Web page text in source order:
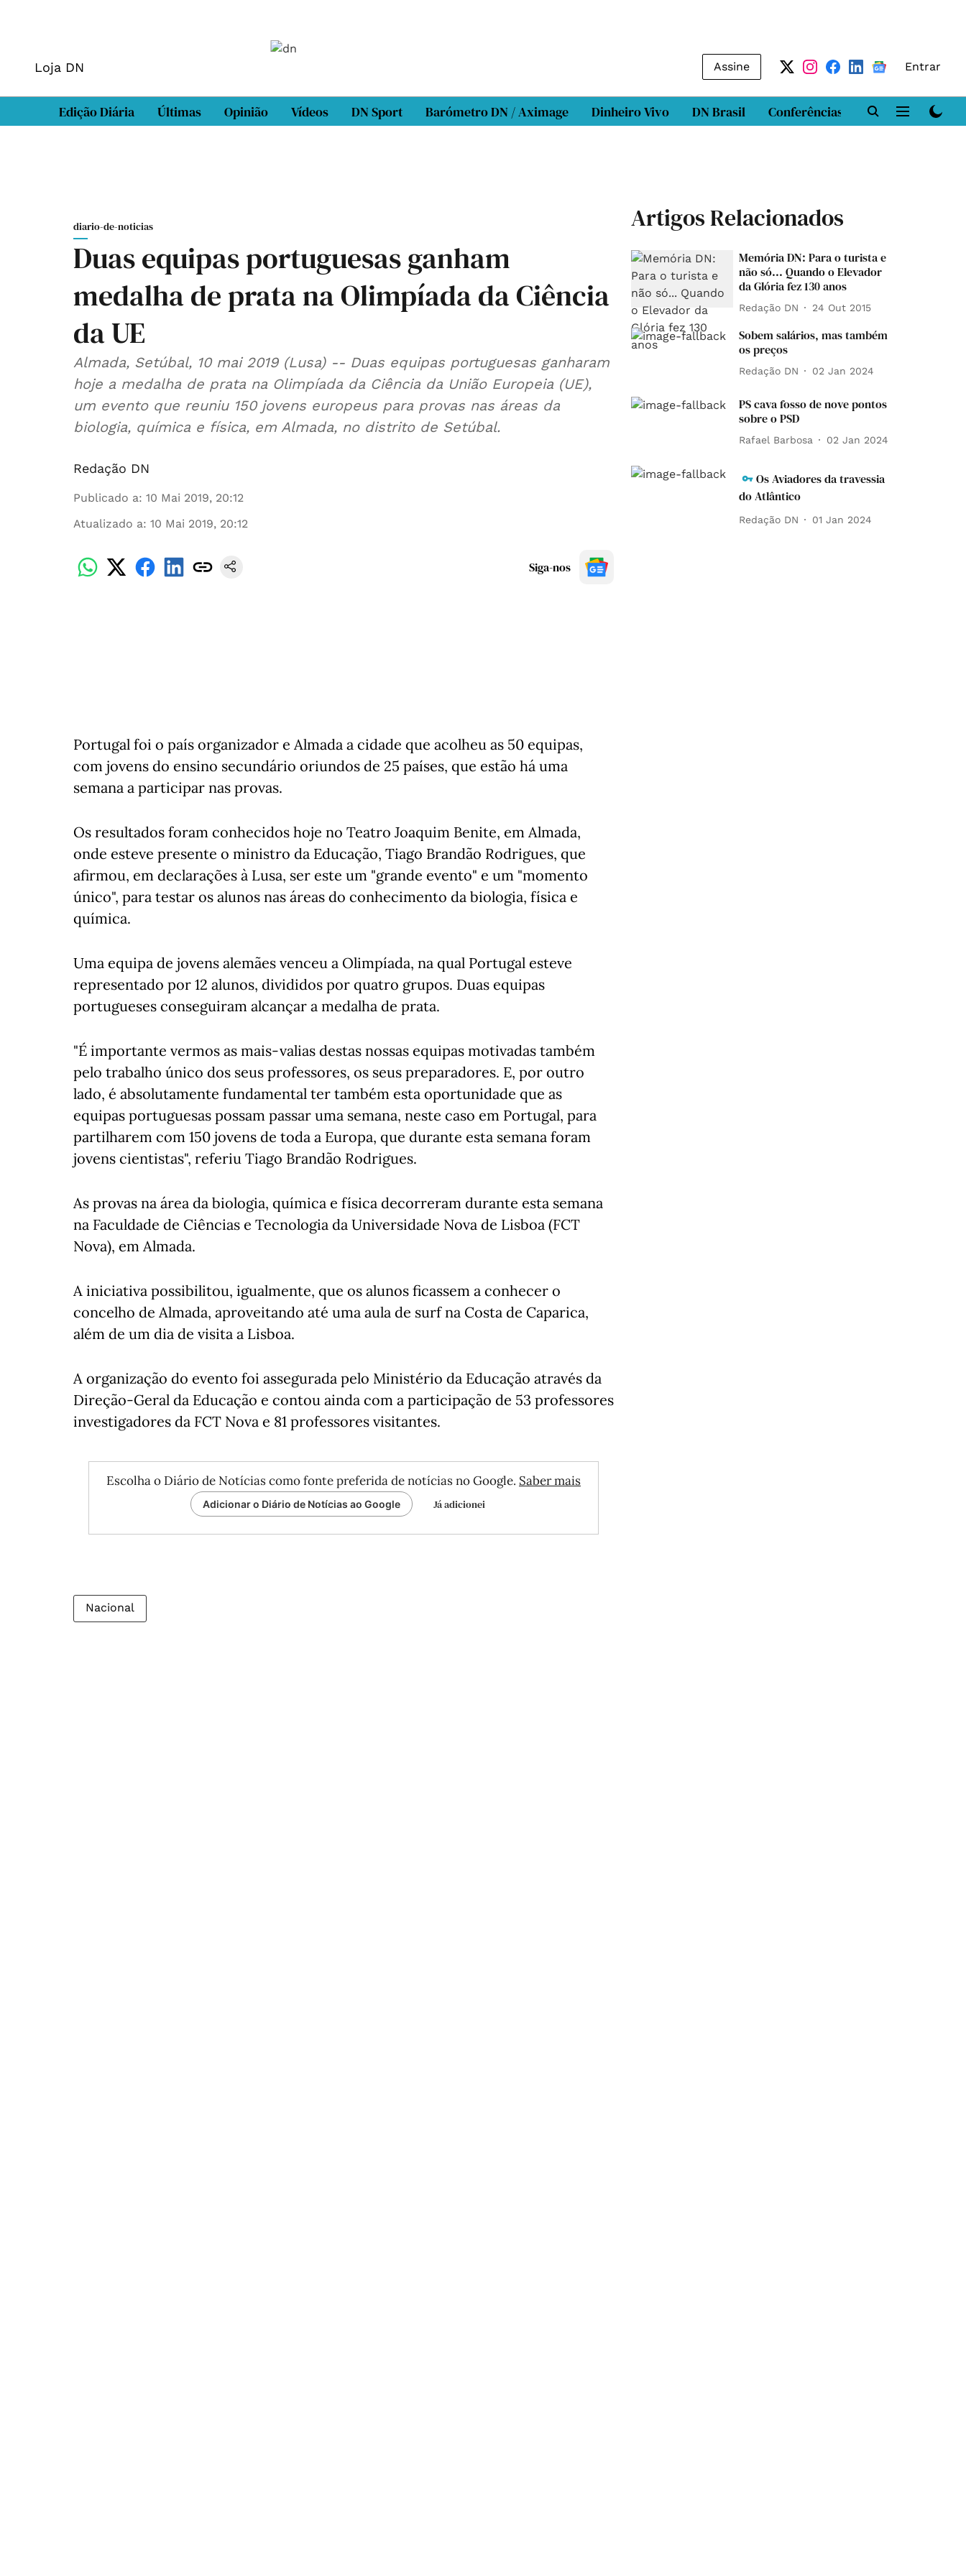
Loja DN Assine Entrar
Edição Diária Últimas Opinião Vídeos DN Sport Barómetro DN / Aximage Dinheiro Vivo DN Brasil Conferências DN LAB
diario-de-noticias
Duas equipas portuguesas ganham
medalha de prata na Olimpíada da Ciência
da UE
Almada, Setúbal, 10 mai 2019 (Lusa) -- Duas equipas portuguesas ganharam
hoje a medalha de prata na Olimpíada da Ciência da União Europeia (UE),
um evento que reuniu 150 jovens europeus para provas nas áreas da
biologia, química e física, em Almada, no distrito de Setúbal.
Redação DN
Publicado a: 10 Mai 2019, 20:12
Atualizado a: 10 Mai 2019, 20:12
Siga-nos
Portugal foi o país organizador e Almada a cidade que acolheu as 50 equipas,
com jovens do ensino secundário oriundos de 25 países, que estão há uma
semana a participar nas provas.
Os resultados foram conhecidos hoje no Teatro Joaquim Benite, em Almada,
onde esteve presente o ministro da Educação, Tiago Brandão Rodrigues, que
afirmou, em declarações à Lusa, ser este um "grande evento" e um "momento
único", para testar os alunos nas áreas do conhecimento da biologia, física e
química.
Uma equipa de jovens alemães venceu a Olimpíada, na qual Portugal esteve
representado por 12 alunos, divididos por quatro grupos. Duas equipas
portugueses conseguiram alcançar a medalha de prata.
"É importante vermos as mais-valias destas nossas equipas motivadas também
pelo trabalho único dos seus professores, os seus preparadores. E, por outro
lado, é absolutamente fundamental ter também esta oportunidade que as
equipas portuguesas possam passar uma semana, neste caso em Portugal, para
partilharem com 150 jovens de toda a Europa, que durante esta semana foram
jovens cientistas", referiu Tiago Brandão Rodrigues.
As provas na área da biologia, química e física decorreram durante esta semana
na Faculdade de Ciências e Tecnologia da Universidade Nova de Lisboa (FCT
Nova), em Almada.
A iniciativa possibilitou, igualmente, que os alunos ficassem a conhecer o
concelho de Almada, aproveitando até uma aula de surf na Costa de Caparica,
além de um dia de visita a Lisboa.
A organização do evento foi assegurada pelo Ministério da Educação através da
Direção-Geral da Educação e contou ainda com a participação de 53 professores
investigadores da FCT Nova e 81 professores visitantes.
Escolha o Diário de Notícias como fonte preferida de notícias no Google. Saber mais
Adicionar o Diário de Notícias ao Google Já adicionei
Nacional
Artigos Relacionados
Memória DN: Para o turista e
não só... Quando o Elevador
da Glória fez 130 anos
Redação DN 24 Out 2015
Sobem salários, mas também
os preços
Redação DN 02 Jan 2024
PS cava fosso de nove pontos
sobre o PSD
Rafael Barbosa 02 Jan 2024
Os Aviadores da travessia
do Atlântico
Redação DN 01 Jan 2024